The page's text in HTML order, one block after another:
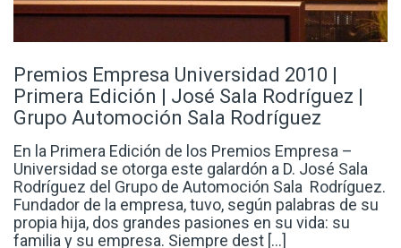
Premios Empresa Universidad 2010 |
Primera Edición | José Sala Rodríguez |
En la Primera Edición de los Premios Empresa –
Universidad se otorga este galardón a D. José Sala
Rodríguez del Grupo de Automoción Sala Rodríguez.
Fundador de la empresa, tuvo, según palabras de su
propia hija, dos grandes pasiones en su vida: su
familia y su empresa. Siempre dest [...]
SEGUIR LEYENDO